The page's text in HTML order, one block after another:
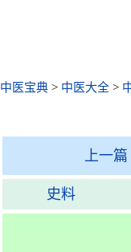
中医宝典 > 中医大全 >
上一篇
史料